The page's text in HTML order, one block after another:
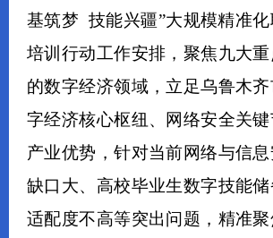
基筑梦 技能兴疆”大规模精准
培训行动工作安排，聚焦九大
的数字经济领域，立足乌鲁木
字经济核心枢纽、网络安全关
产业优势，针对当前网络与信
缺口大、高校毕业生数字技能
适配度不高等突出问题，精准